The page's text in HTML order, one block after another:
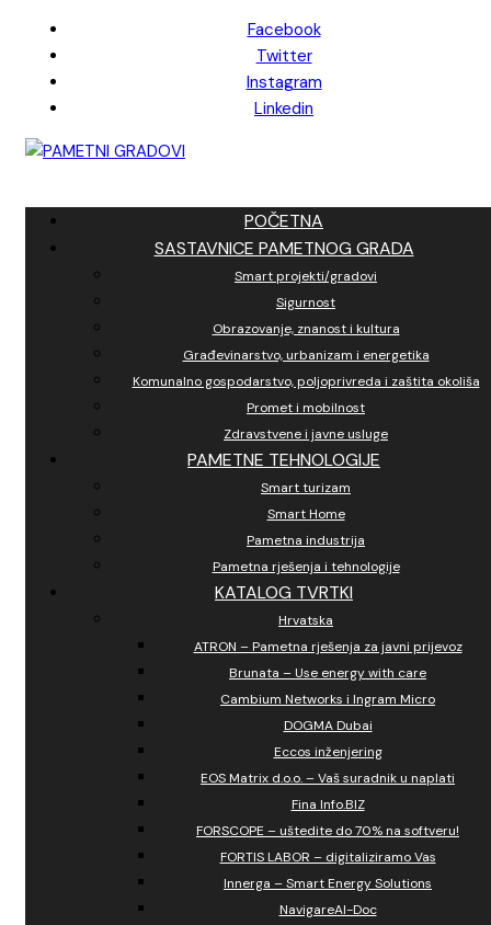
content
Facebook
Twitter
Instagram
Linkedin
POČETNA
SASTAVNICE PAMETNOG GRADA
Smart projekti/gradovi
Sigurnost
Obrazovanje, znanost i kultura
Građevinarstvo, urbanizam i energetika
Komunalno gospodarstvo, poljoprivreda i zaštita okoliša
Promet i mobilnost
Zdravstvene i javne usluge
PAMETNE TEHNOLOGIJE
Smart turizam
Smart Home
Pametna industrija
Pametna rješenja i tehnologije
KATALOG TVRTKI
Hrvatska
ATRON – Pametna rješenja za javni prijevoz
Brunata – Use energy with care
Cambium Networks i Ingram Micro
DOGMA Dubai
Eccos inženjering
EOS Matrix d.o.o. – Vaš suradnik u naplati
Fina Info.BIZ
FORSCOPE – uštedite do 70% na softveru!
FORTIS LABOR – digitaliziramo Vas
Innerga – Smart Energy Solutions
NavigareAI-Doc